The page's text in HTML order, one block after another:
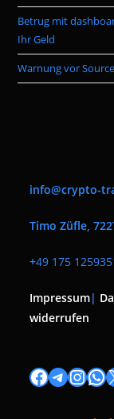
Betrug mit
Ihr Geld
Warnung vor
info@crypto-
Timo Züfle,
+49 175
Impressum|
widerrufen
Facebook
Telegram X